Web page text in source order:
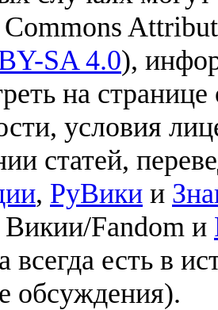
SA 4.0),
на
условия
статей,
, РуВики и
Викии/Fandom и
всегда есть в
обсуждения).